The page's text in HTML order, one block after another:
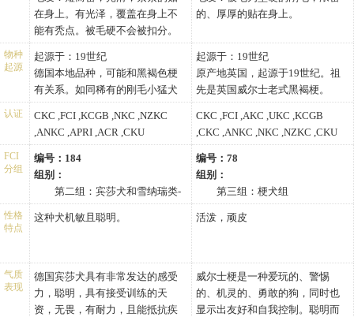
莎犬应当在地上进行检查。
很好。威尔士梗非常友好，外出
示出热情和勇气。“威尔士梗表
情”是由其眼睛的颜色、位置及与
耳朵的配合形成的。
富鲜明的中间色是首选。在双色
品种中，最好有显眼的深色标记
和丰富的红/棕色标记。标记分布
如下：面颊处，嘴唇处，下颚
处，眼睛上面，咽喉处，在前胸
明显的有一边一个的分开的三角
形，跖骨或骹骨处，前腿，脚，
后腿的内侧，肛门。在脚趾上有
铅笔痕一般的标记是可以的。无
论在犬的任何地方都不能有白色
标记。少量的白色毛发不能组成
为标记。
带一点深红的那种，带有略浅一
点颜色的阴影是可以接受的。此
在身上。有光泽，覆盖在身上不
能有秃点。被毛硬不会被扣分。
的、厚厚的贴在身上。
物种
起源
起源于：19世纪
德国本地品种，可能和黑褐色梗
有关系。如同稀有的刚毛小猛犬
始终生活在其粗毛兄弟—雪纳瑞
犬的阴影中。在1956年，如果不
是刚毛小猛犬和雪纳瑞俱乐部积
极进行饲养的话，那么，刚毛小
猛犬可能已经绝迹。为什么没有
多少人喜欢这种实际上心境非常
好的犬呢，可能与它们不太起眼
的外表和它们的名字有关。因为
词，于是人们就会联想起刚毛小
猛犬的过去，知道它们原来是捕
捉老鼠的。
起源于：19世纪
原产地英国，起源于19世纪。祖
先是英国威尔士老式黑褐梗。
1886年首次被英国养狗人俱乐部
承认。两年后被引进美国。威尔
士梗是一种结构坚实、紧凑、笃
实的小型犬，长有粗糙不平的刚
毛。
认证
CKC ,FCI ,KCGB ,NKC ,NZKC
,ANKC ,APRI ,ACR ,CKU
CKC ,FCI ,AKC ,UKC ,KCGB
,CKC ,ANKC ,NKC ,NZKC ,CKU
FCI
分组
编号：184
组别：
第二组：宾莎犬和雪纳瑞类-
獒犬、瑞士山地犬和瑞士牧
牛犬组
19.7英寸（45.0-50.0厘米）
雌性德国宾莎犬肩高17.7-
19.7英寸（45.0-50.0厘米）
编号：78
组别：
第三组：梗犬组
身高：
雄性威尔士梗肩高3.5-3.9英
寸（9.0-10.0厘米）
体重：
雄性威尔士梗体重79.4-86.0
性格
特点
这种犬机敏且聪明。 活泼，顽皮
气质
表现
德国宾莎犬具有非常发达的感受
力，聪明，具有接受训练的天
资，无畏，有耐力，且能抵抗疾
威尔士梗是一种爱玩的、警惕
的、机灵的、勇敢的狗，同时也
显示出友好和自我控制。聪明而